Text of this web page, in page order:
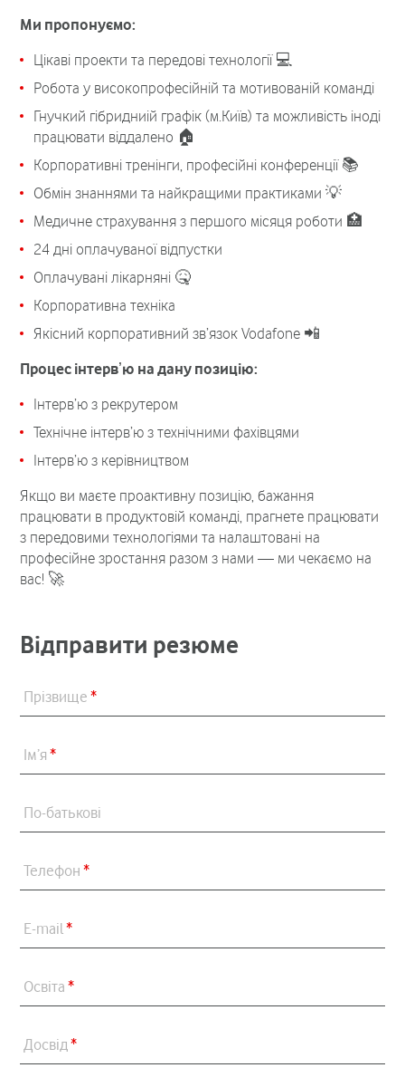
Ми пропонуємо:
Цікаві проекти та передові технології 💻
Робота у високопрофесійній та мотивованій команді
Гнучкий гібридниій графік (м.Київ) та можливість іноді
працювати віддалено 🏠
Корпоративні тренінги, професійні конференції 📚
Обмін знаннями та найкращими практиками 💡
Медичне страхування з першого місяця роботи 🏥
24 дні оплачуваної відпустки
Оплачувані лікарняні 🤒
Корпоративна техніка
Якісний корпоративний зв’язок Vodafone 📲
Процес інтервʼю на дану позицію:
Інтерв’ю з рекрутером
Технічне інтерв’ю з технічними фахівцями
Інтерв’ю з керівництвом
Якщо ви маєте проактивну позицію, бажання
працювати в продуктовій команді, прагнете працювати
з передовими технологіями та налаштовані на
професійне зростання разом з нами — ми чекаємо на
вас! 🚀
Відправити резюме
Прізвище *
Ім’я *
По-батькові
Телефон *
E-mail*
Освіта *
Досвід*